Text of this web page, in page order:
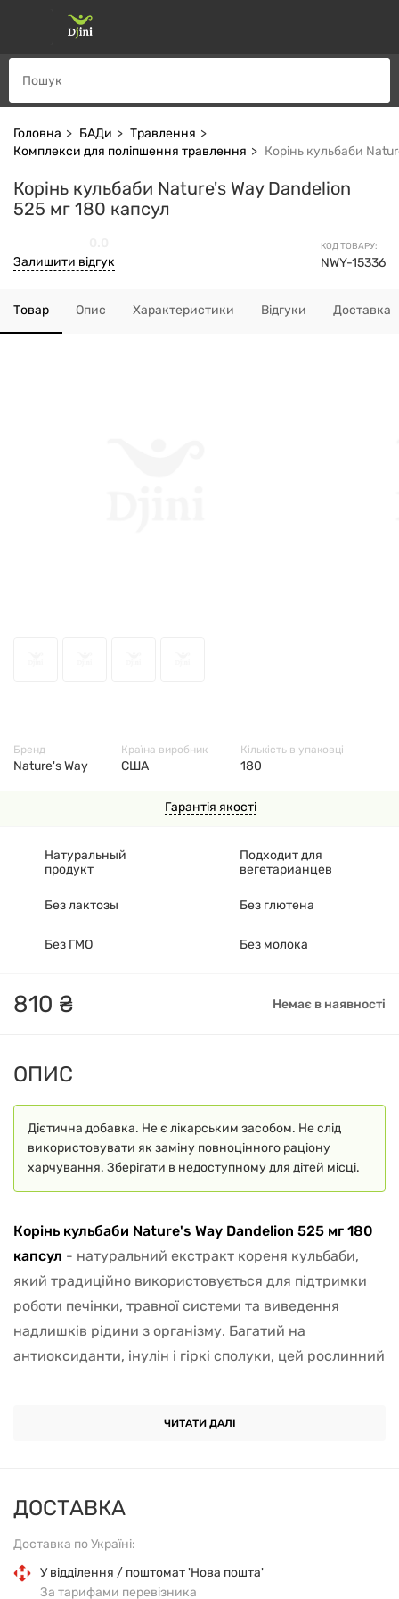
Головна БАДи
Травлення
Комплекси для поліпшення травлення
Корінь кульбаби
Корінь кульбаби Nature's Way Dandelion
525 мг 180 капсул
КОД ТОВАРУ:
NWY-15336
Залишити відгук
Товар Опис Характеристики Відгуки Доставка
Гарантія якості
810 ₴ Немає в наявності
Натуральный
продукт
Подходит для
вегетарианцев
Без лактозы Без глютена
Без ГМО Без молока
ДОСТАВКА
Доставка по Україні:
У відділення / поштомат 'Нова пошта'
За тарифами перевізника
Бренд
Nature's Way
Країна виробник
США
Кількість в упаковці
180
ОПИС
Дієтична добавка. Не є лікарським засобом. Не слід
використовувати як заміну повноцінного раціону
харчування. Зберігати в недоступному для дітей місці.
Корінь кульбаби Nature's Way Dandelion 525 мг 180
капсул - натуральний екстракт кореня кульбаби,
який традиційно використовується для підтримки
роботи печінки, травної системи та виведення
надлишків рідини з організму. Багатий на
антиоксиданти, інулін і гіркі сполуки, цей рослинний
допомагаючи печінці активніше очищати організм
від токсинів. Це особливо важливо для людей з
підвищеним навантаженням на печінку - у разі
нерегулярного харчування, вживання жирної їжі,
ЧИТАТИ ДАЛІ